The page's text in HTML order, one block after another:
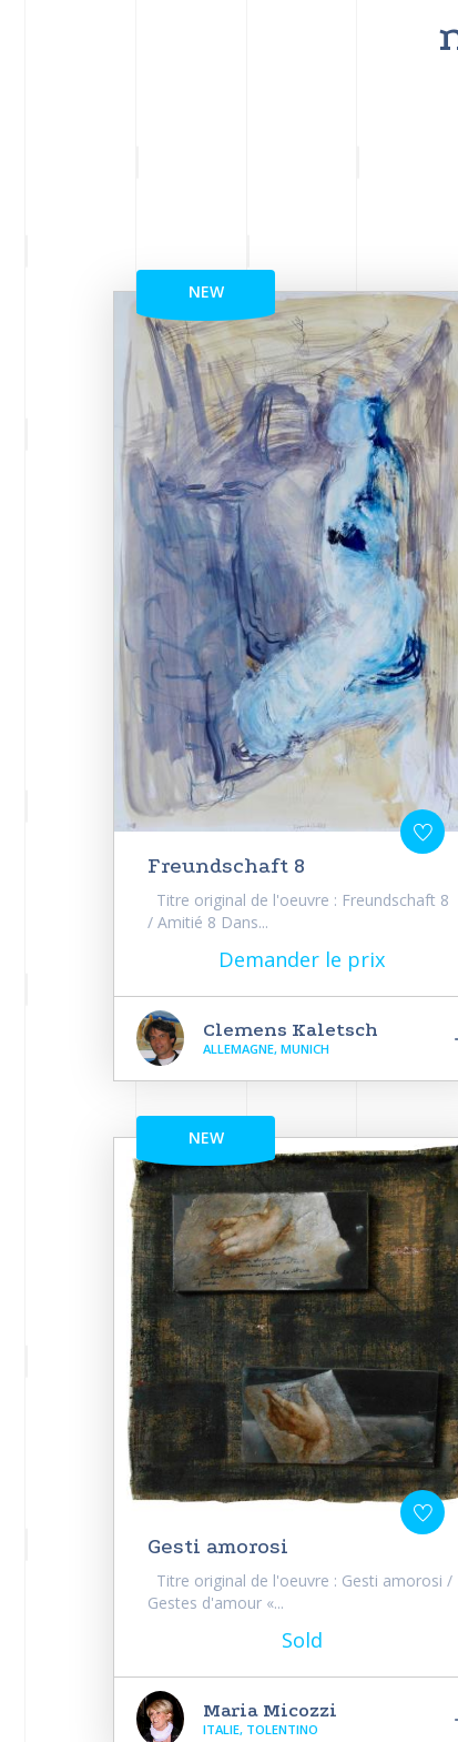
NEW
Freundschaft 8
Titre original de l'oeuvre : Freundschaft 8
/ Amitié 8 Dans...
Demander le prix
Clemens Kaletsch
ALLEMAGNE, MUNICH
NEW
Gesti amorosi
Titre original de l'oeuvre : Gesti amorosi /
Gestes d'amour «...
Sold
Maria Micozzi
ITALIE, TOLENTINO